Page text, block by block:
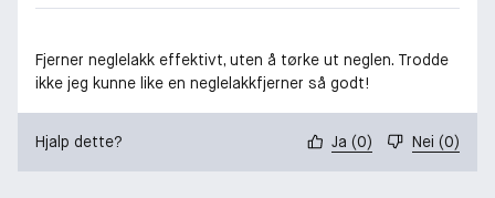
Fjerner neglelakk effektivt, uten å tørke ut neglen. Trodde
ikke jeg kunne like en neglelakkfjerner så godt!
Hjalp dette? Ja (0) Nei (0)